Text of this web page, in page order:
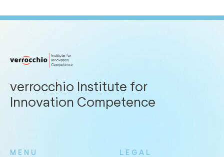
verrocchio Institute for
Innovation Competence
MENU LEGAL